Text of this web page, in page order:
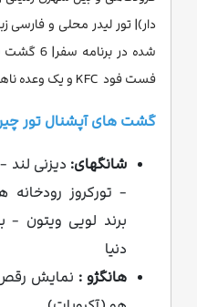
دار)| تور لیدر محلی و فارسی
فست فود KFC و یک وعده ناهار ترکی)
گشت های آپشنال تور
شانگهای: دیزنی
- تورکروز
برند لویی ویتون -
دنیا
هانگژو : نمایش